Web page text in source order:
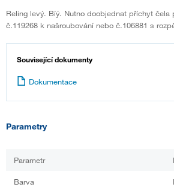
Reling levý. Bíý. Nutno doobjednat příchyt čela
č.119268 k našroubování nebo č.106881 s
Související dokumenty
Dokumentace
Parametry
Parametr
Barva